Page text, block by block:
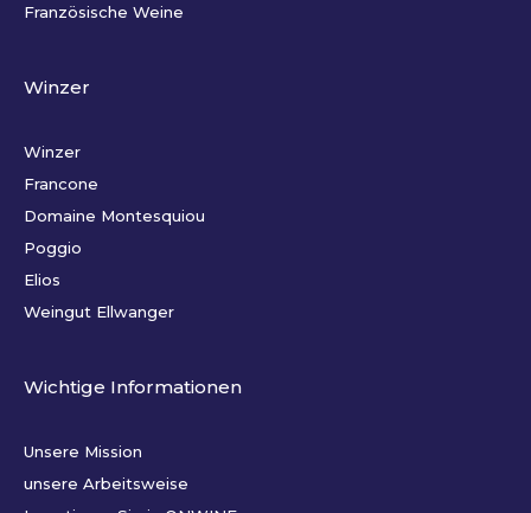
Französische Weine
Winzer
Winzer
Francone
Domaine Montesquiou
Poggio
Elios
Weingut Ellwanger
Wichtige Informationen
Unsere Mission
unsere Arbeitsweise